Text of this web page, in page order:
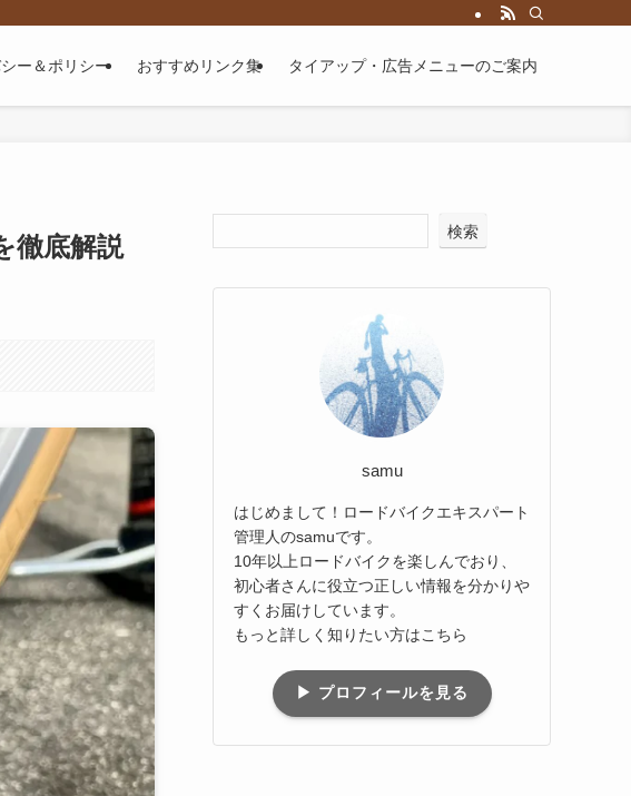
つ専門情報をお届けするブログです。
ー＆ポリシー おすすめリンク集 タイアップ・広告メニューのご案内
徹底解説 検索
samu
はじめまして！ロードバイクエキスパート
管理人のsamuです。
10年以上ロードバイクを楽しんでおり、
初心者さんに役立つ正しい情報を分かりや
すくお届けしています。
もっと詳しく知りたい方はこちら
▶ プロフィールを見る